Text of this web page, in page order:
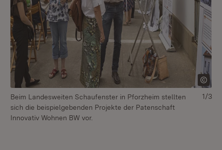
Beim Landesweiten Schaufenster in Pforzheim stellten
sich die beispielgebenden Projekte der Patenschaft
Innovativ Wohnen BW vor.
1/3